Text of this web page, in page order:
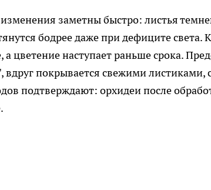
заметны быстро: листья
бодрее даже при дефиците света.
а цветение наступает раньше срока.
вдруг покрывается свежими листиками,
подтверждают: орхидеи после